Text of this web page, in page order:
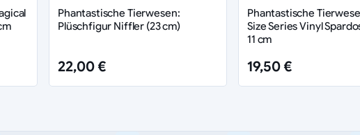
Phantastische Tierwesen:
Plüschfigur Niffler (23 cm)
22,00 €
Phantastische
Size Series Vinyl
11 cm
19,50 €